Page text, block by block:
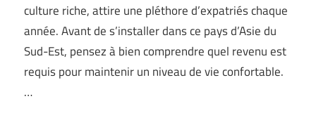
culture riche, attire une pléthore d’expatriés chaque
année. Avant de s’installer dans ce pays d’Asie du
Sud-Est, pensez à bien comprendre quel revenu est
requis pour maintenir un niveau de vie confortable.
…